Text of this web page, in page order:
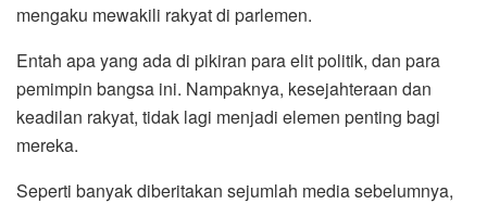
mengaku mewakili rakyat di parlemen.
Entah apa yang ada di pikiran para elit politik, dan para
pemimpin bangsa ini. Nampaknya, kesejahteraan dan
keadilan rakyat, tidak lagi menjadi elemen penting bagi
mereka.
Seperti banyak diberitakan sejumlah media sebelumnya,